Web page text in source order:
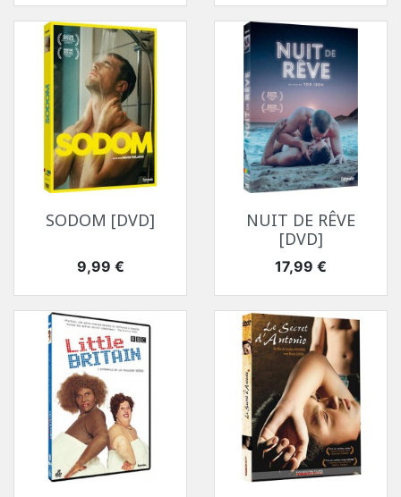
SODOM [DVD]
Prix
9,99 €
NUIT DE RÊVE
[DVD]
Prix
17,99 €